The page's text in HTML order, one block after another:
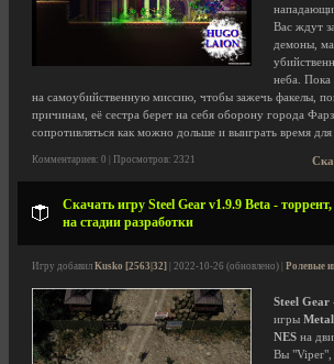
Вас ждут
демоны,
неба. Пока
на самоубийственную миссию, чтобы зажечь факелы,
причинам, её сестра берет на себя оборону города
сопротивляться как можно дольше и выиграть время для
Комментариев: 0 | Просмотров: 2321
Скачать игру Steel Gear v1.9.9 Beta -
на стадии разработки
Игру добавил Kusko [2563|32] | 2022-10-26 (обновлено) | Ролевые
Steel Gear
игры
NES на
Вы "Viper",